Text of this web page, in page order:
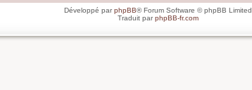
Développé parphpBB® Forum Software © phpBB Limited
Traduit parphpBB-fr.com